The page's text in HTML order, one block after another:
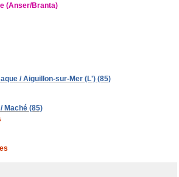
(Anser/Branta)
/ Aiguillon-sur-Mer (L') (85)
Maché (85)